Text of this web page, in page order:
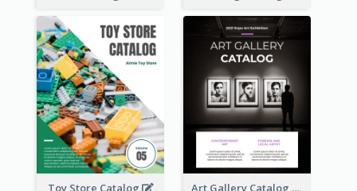
Toy Store Catalog Art Gallery Catalog